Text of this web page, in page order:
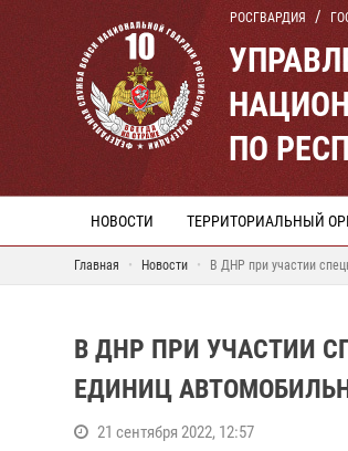
РОСГВАРДИЯ
ПО
НОВОСТИ ТЕРРИТОРИАЛЬНЫЙ
Главная Новости В ДНР при участии
В ДНР ПРИ УЧАСТИИ
ЕДИНИЦ
21 сентября 2022, 12:57